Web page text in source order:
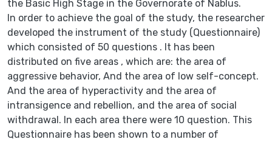
the Basic High Stage in the Governorate of Nablus.
In order to achieve the goal of the study, the researcher
developed the instrument of the study (Questionnaire)
which consisted of 50 questions . It has been
distributed on five areas , which are: the area of
aggressive behavior, And the area of low self-concept.
And the area of hyperactivity and the area of
intransigence and rebellion, and the area of social
withdrawal. In each area there were 10 question. This
Questionnaire has been shown to a number of